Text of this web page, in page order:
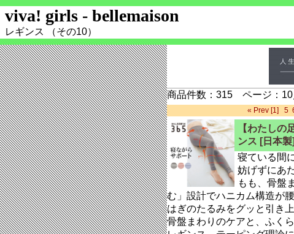
viva! girls - bellemaison
レギンス （その10）
商品件数：315 ページ：10
« Prev [1] 5
【わたしの
ンス [日本製]
寝ている間
妨げずにあ
もも、骨盤
む」設計でハニカム構造が
はぎのたるみをグッと引き
骨盤まわりのケアと、ふく